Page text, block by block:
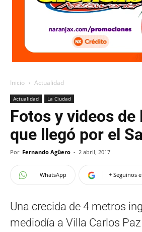
Inicio Actualidad
Actualidad La Ciudad
Fotos y videos de
que llegó por el
Por Fernando Agüero - 2 abril, 2017
WhatsApp + Seguinos
Una crecida de 4 metros
mediodía a Villa Carlos